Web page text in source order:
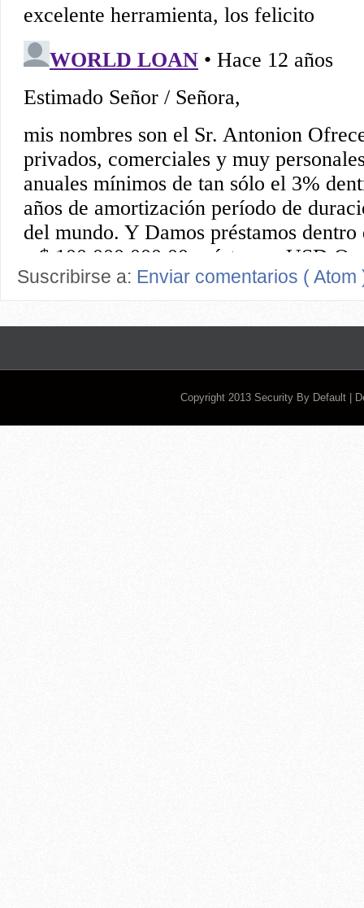
Suscribirse a: Enviar comentarios ( Atom
Copyright 2013 Security By Default |